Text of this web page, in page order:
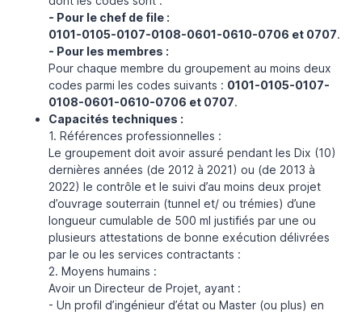
- Pour le chef de file :
0101-0105-0107-0108-0601-0610-0706 et 0707.
- Pour les membres :
Pour chaque membre du groupement au moins deux
codes parmi les codes suivants : 0101-0105-0107-
0108-0601-0610-0706 et 0707.
Capacités techniques :
1. Références professionnelles :
Le groupement doit avoir assuré pendant les Dix (10)
dernières années (de 2012 à 2021) ou (de 2013 à
2022) le contrôle et le suivi d’au moins deux projet
d’ouvrage souterrain (tunnel et/ ou trémies) d’une
longueur cumulable de 500 ml justifiés par une ou
plusieurs attestations de bonne exécution délivrées
par le ou les services contractants :
2. Moyens humains :
Avoir un Directeur de Projet, ayant :
- Un profil d’ingénieur d’état ou Master (ou plus) en